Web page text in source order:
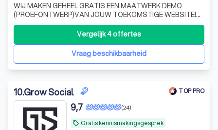
WIJ MAKEN GEHEEL GRATIS EEN MAATWERK DEMO
(PROEFONTWERP)VAN JOUW TOEKOMSTIGE WEBSITE!
Vraag hem geheel kosteloos en vrijblijvend aan. LEES
VERDER. Bij PSWO start alles met een gratis website
demo. Ondernemers die een website willen laten maken
krijgen bij ons eerst te zien wat ze krijgen voordat zij
Vraag beschikbaarheid
Vergelijk 4 offertes
10.Grow Social TOP PRO
local_offer Gratis kennismakingsgesprek
(24)
9,7